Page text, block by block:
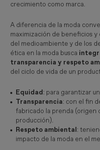
crecimiento como marca.
A diferencia de la moda
maximización de beneficios y
del medioambiente y de los
ética en la moda busca
transparencia y respeto
del ciclo de vida de un
Equidad : para garantizar
Transparencia: con el fin
fabricado la prenda (origen
producción).
Respeto ambiental :
impacto de la moda en el